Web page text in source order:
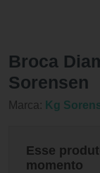
Broca
Sorensen
Marca: Kg
Esse
momento